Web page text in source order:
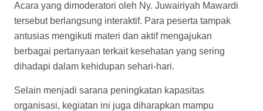
Acara yang dimoderatori oleh Ny. Juwairiyah Mawardi
tersebut berlangsung interaktif. Para peserta tampak
antusias mengikuti materi dan aktif mengajukan
berbagai pertanyaan terkait kesehatan yang sering
dihadapi dalam kehidupan sehari-hari.
Selain menjadi sarana peningkatan kapasitas
organisasi, kegiatan ini juga diharapkan mampu